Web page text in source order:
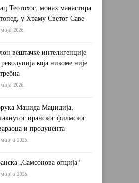
Теотохос, монах манастира
у Храму Светог Саве
2026.
вештачке интелигенције
која никоме није
2026.
Маџида Маџидија,
иранског филмског
и продуцента
2026.
„Самсонова опција“
2026.